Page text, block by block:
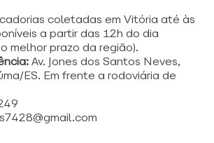
coletadas em Vitória até às
a partir das 12h do dia
melhor prazo da região).
Av. Jones dos Santos Neves,
ES. Em frente a rodoviária de